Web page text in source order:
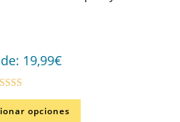
19,99€
o en
opciones